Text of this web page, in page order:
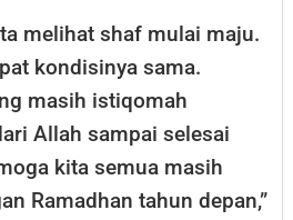
melihat shaf mulai maju.
kondisinya sama.
masih istiqomah
Allah sampai selesai
kita semua masih
Ramadhan tahun depan,”